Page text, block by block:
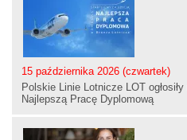
15 października 2026 (czwartek)
Polskie Linie Lotnicze LOT
Najlepszą Pracę Dyplomową